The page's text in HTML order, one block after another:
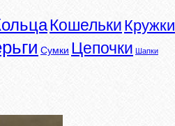
КошелькиКружки
Сумки Цепочки Шапки